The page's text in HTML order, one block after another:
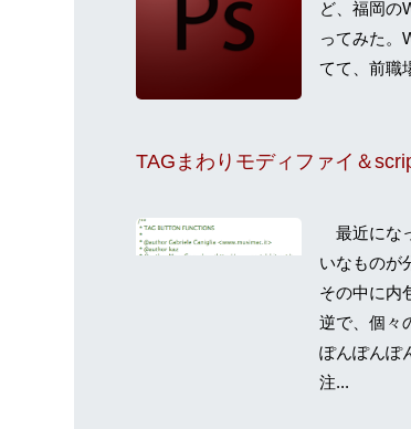
ど、福岡の
ってみた。
てて、前職
最近にな
いなものが
その中に内
逆で、個々
ぽんぽんぽ
注...